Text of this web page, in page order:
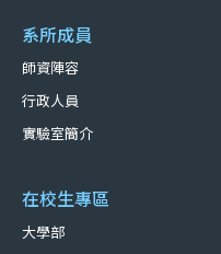
系所成員
師資陣容
行政人員
實驗室簡介
在校生專區
大學部